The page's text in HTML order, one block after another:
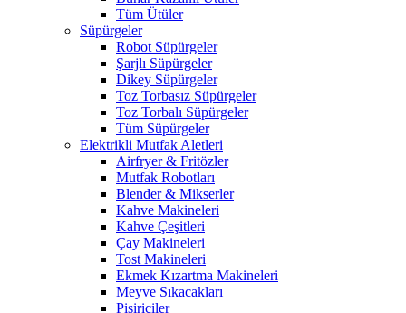
Tüm Ütüler
Süpürgeler
Robot Süpürgeler
Şarjlı Süpürgeler
Dikey Süpürgeler
Toz Torbasız Süpürgeler
Toz Torbalı Süpürgeler
Tüm Süpürgeler
Elektrikli Mutfak Aletleri
Airfryer & Fritözler
Mutfak Robotları
Blender & Mikserler
Kahve Makineleri
Kahve Çeşitleri
Çay Makineleri
Tost Makineleri
Ekmek Kızartma Makineleri
Meyve Sıkacakları
Pişiriciler